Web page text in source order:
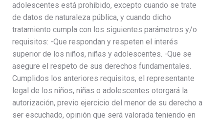
adolescentes está prohibido, excepto cuando se trate
de datos de naturaleza pública, y cuando dicho
tratamiento cumpla con los siguientes parámetros y/o
requisitos: -Que respondan y respeten el interés
superior de los niños, niñas y adolescentes. -Que se
asegure el respeto de sus derechos fundamentales.
Cumplidos los anteriores requisitos, el representante
legal de los niños, niñas o adolescentes otorgará la
autorización, previo ejercicio del menor de su derecho a
ser escuchado, opinión que será valorada teniendo en